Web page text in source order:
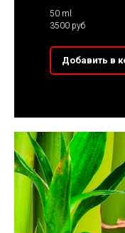
50 ml
3500 руб
Добавить в